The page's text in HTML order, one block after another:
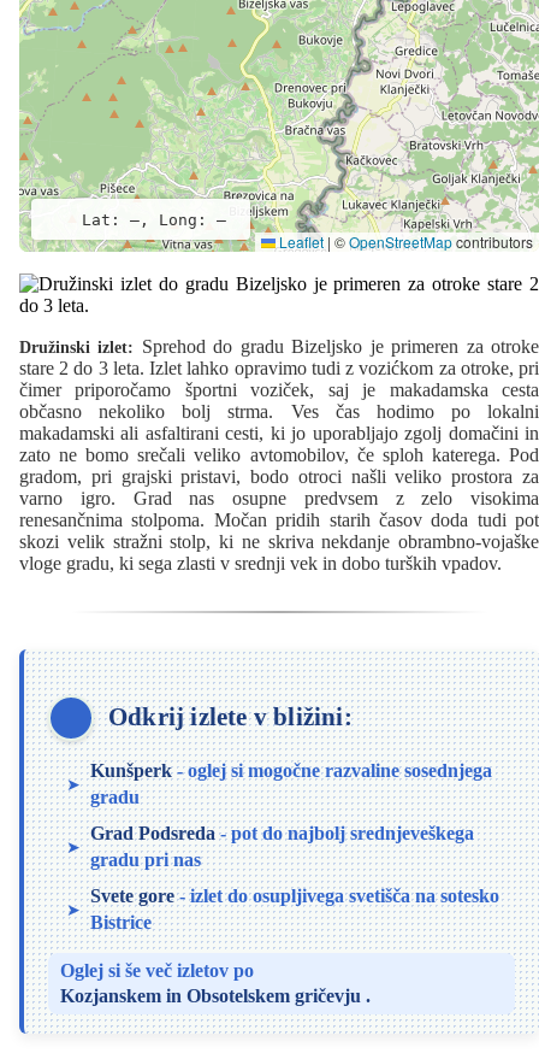
Lat: –, Long: –
Leaflet | ©OpenStreetMapcontributors
Družinski izlet: Sprehod do gradu Bizeljsko je primeren za otroke
stare 2 do 3 leta. Izlet lahko opravimo tudi z vozićkom za otroke, pri
čimer priporočamo športni voziček, saj je makadamska cesta
občasno nekoliko bolj strma. Ves čas hodimo po lokalni
makadamski ali asfaltirani cesti, ki jo uporabljajo zgolj domačini in
zato ne bomo srečali veliko avtomobilov, če sploh katerega. Pod
gradom, pri grajski pristavi, bodo otroci našli veliko prostora za
varno igro. Grad nas osupne predvsem z zelo visokima
renesančnima stolpoma. Močan pridih starih časov doda tudi pot
skozi velik stražni stolp, ki ne skriva nekdanje obrambno-vojaške
vloge gradu, ki sega zlasti v srednji vek in dobo turških vpadov.
Odkrij izlete v bližini:
Kunšperk - oglej si mogočne razvaline sosednjega
gradu
Grad Podsreda - pot do najbolj srednjeveškega
gradu pri nas
Svete gore - izlet do osupljivega svetišča na sotesko
Bistrice
Oglej si še več izletov po
Kozjanskem in Obsotelskem gričevju .